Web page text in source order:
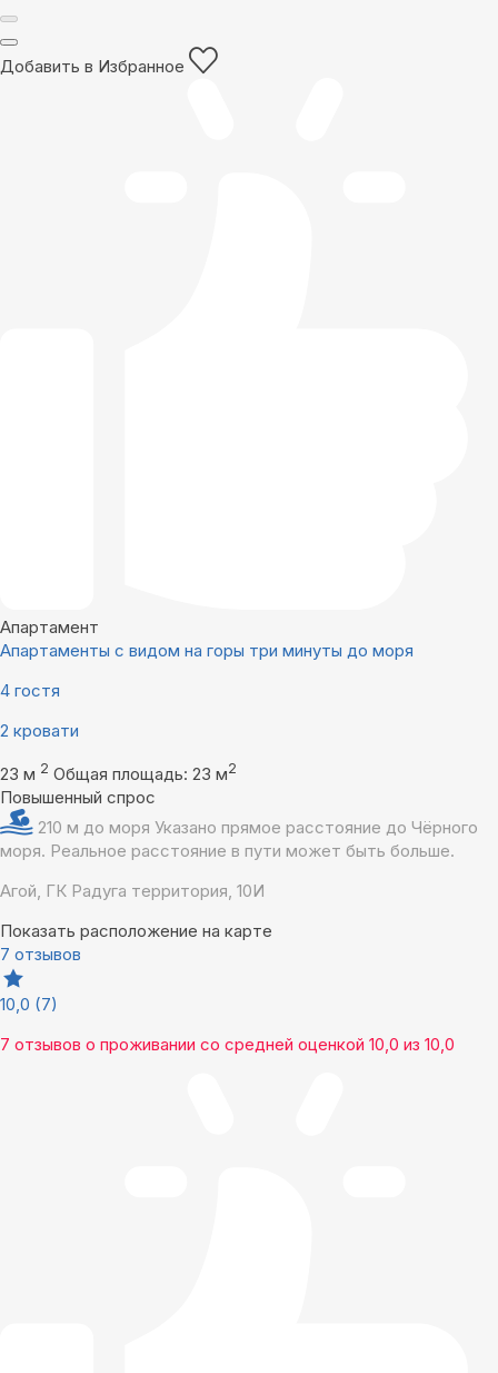
Добавить в Избранное
Апартамент
Апартаменты с видом на горы три минуты до моря
4 гостя
2 кровати
23 м 2 Общая площадь: 23 м2
Повышенный спрос
210 м до моря Указано прямое расстояние до Чёрного
моря. Реальное расстояние в пути может быть больше.
Агой, ГК Радуга территория, 10И
Показать расположение на карте
7 отзывов
10,0 (7)
7 отзывов о проживании со средней оценкой 10,0 из 10,0